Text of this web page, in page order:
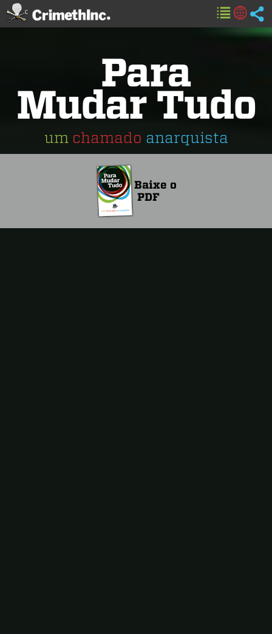
Para
Mudar Tudo
um chamado anarquista
Baixe o
PDF